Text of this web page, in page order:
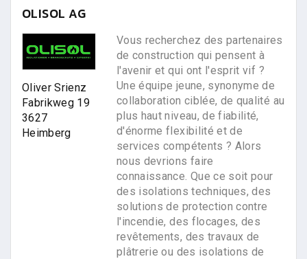
OLISOL AG
Oliver Srienz
Fabrikweg 19
3627
Heimberg
Vous recherchez des partenaires
de construction qui pensent à
l'avenir et qui ont l'esprit vif ?
Une équipe jeune, synonyme de
collaboration ciblée, de qualité au
plus haut niveau, de fiabilité,
d'énorme flexibilité et de
services compétents ? Alors
nous devrions faire
connaissance. Que ce soit pour
des isolations techniques, des
solutions de protection contre
l'incendie, des flocages, des
revêtements, des travaux de
plâtrerie ou des isolations de